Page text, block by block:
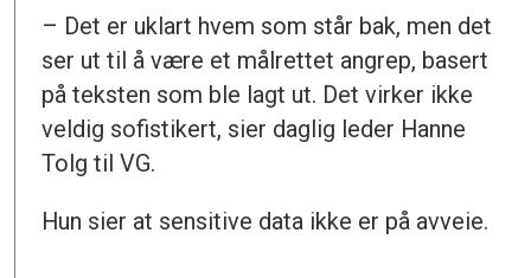
– Det er uklart hvem som står bak, men det
ser ut til å være et målrettet angrep, basert
på teksten som ble lagt ut. Det virker ikke
veldig sofistikert, sier daglig leder Hanne
Tolg til VG.
Hun sier at sensitive data ikke er på avveie.